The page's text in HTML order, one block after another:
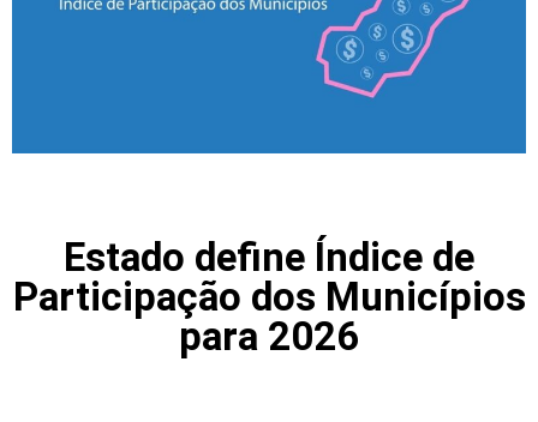
Estado define Índice de
Participação dos Municípios
para 2026